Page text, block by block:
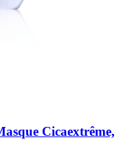
Cicaextrême,